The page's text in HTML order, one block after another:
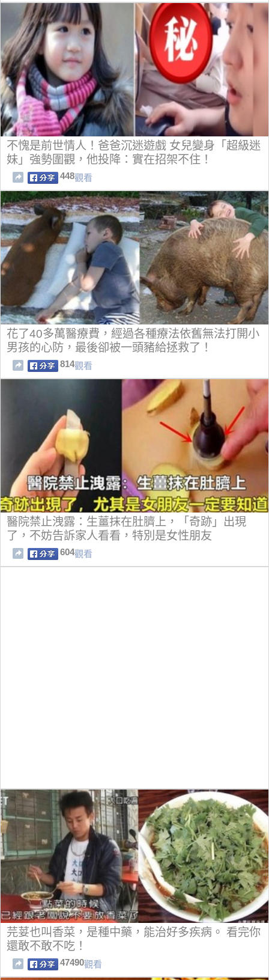
不愧是前世情人！爸爸沉迷遊戲 女兒變身「超級迷
妹」強勢圍觀，他投降：實在招架不住！
448觀看
花了40多萬醫療費，經過各種療法依舊無法打開小
男孩的心防，最後卻被一頭豬給拯救了！
814觀看
醫院禁止洩露：生薑抹在肚臍上，「奇跡」出現
了，不妨告訴家人看看，特別是女性朋友
604觀看
芫荽也叫香菜，是種中藥，能治好多疾病。 看完你
還敢不敢不吃！
47490觀看